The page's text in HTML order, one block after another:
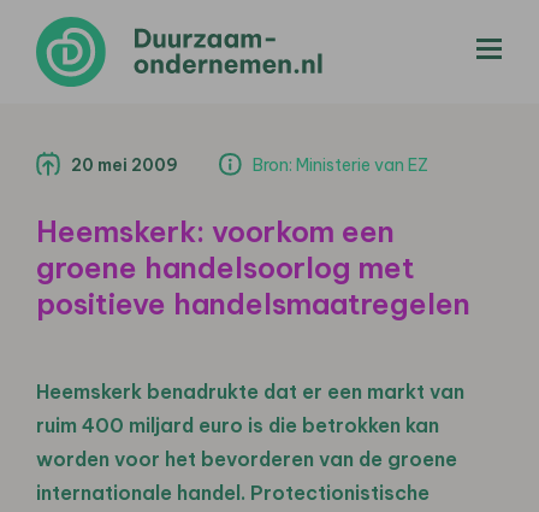
20 mei 2009 Bron: Ministerie van EZ
Heemskerk: voorkom een
groene handelsoorlog met
positieve handelsmaatregelen
Heemskerk benadrukte dat er een markt van
ruim 400 miljard euro is die betrokken kan
worden voor het bevorderen van de groene
internationale handel. Protectionistische